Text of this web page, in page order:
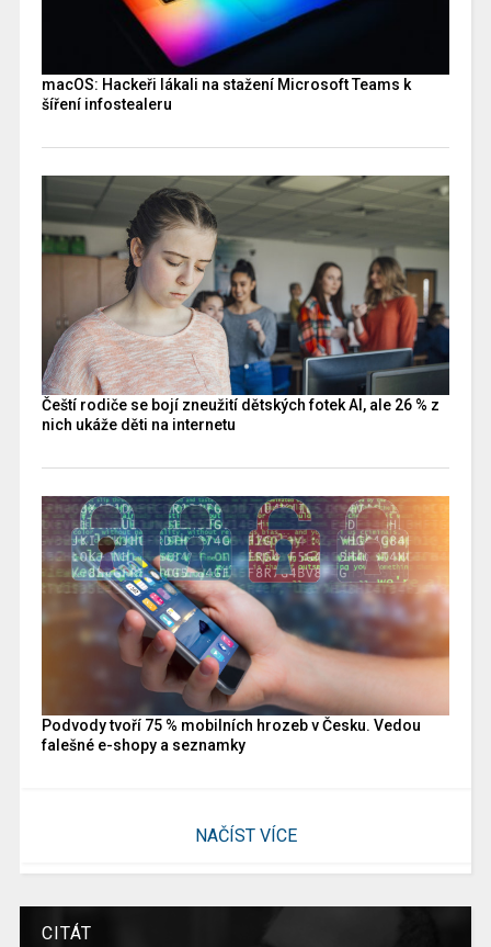
macOS: Hackeři lákali na stažení Microsoft Teams k
šíření infostealeru
Čeští rodiče se bojí zneužití dětských fotek AI, ale 26 % z
nich ukáže děti na internetu
Podvody tvoří 75 % mobilních hrozeb v Česku. Vedou
falešné e-shopy a seznamky
NAČÍST VÍCE
CITÁT